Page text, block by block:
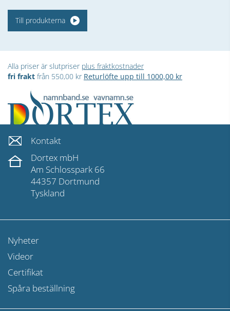
Till produkterna
Alla priser är slutpriser plus fraktkostnader
fri frakt från 550,00 kr Returlöfte upp till 1000,00 kr
Kontakt
Dortex mbH
Am Schlosspark 66
44357 Dortmund
Tyskland
Nyheter
Videor
Certifikat
Spåra beställning